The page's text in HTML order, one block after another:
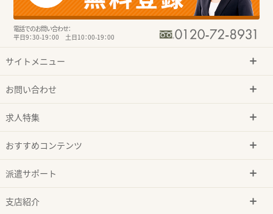
電話でのお問い合わせ：
平日9：30-19：00 土日10：00-19：00
サイトメニュー
お問い合わせ
求人特集
おすすめコンテンツ
派遣サポート
支店紹介